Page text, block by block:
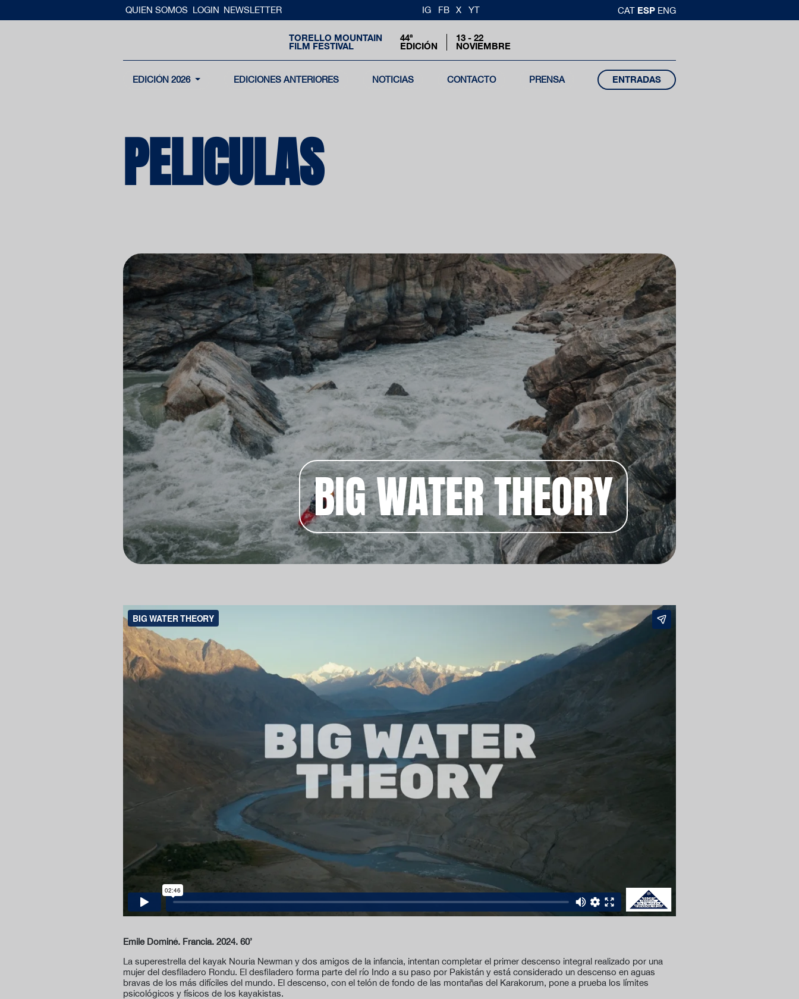
QUIEN SOMOS LOGIN NEWSLETTER IG FB X YT CAT ESP ENG
TORELLO MOUNTAIN
FILM FESTIVAL
44ª
EDICIÓN
13 - 22
NOVIEMBRE
EDICIÓN 2026 EDICIONES ANTERIORES NOTICIAS CONTACTO PRENSA ENTRADAS
PELICULAS
BIG WATER THEORY
Emile Dominé. Francia. 2024. 60’
La superestrella del kayak Nouria Newman y dos amigos de la infancia, intentan completar el primer descenso integral realizado por una
mujer del desfiladero Rondu. El desfiladero forma parte del río Indo a su paso por Pakistán y está considerado un descenso en aguas
bravas de los más difíciles del mundo. El descenso, con el telón de fondo de las montañas del Karakorum, pone a prueba los límites
psicológicos y físicos de los kayakistas.